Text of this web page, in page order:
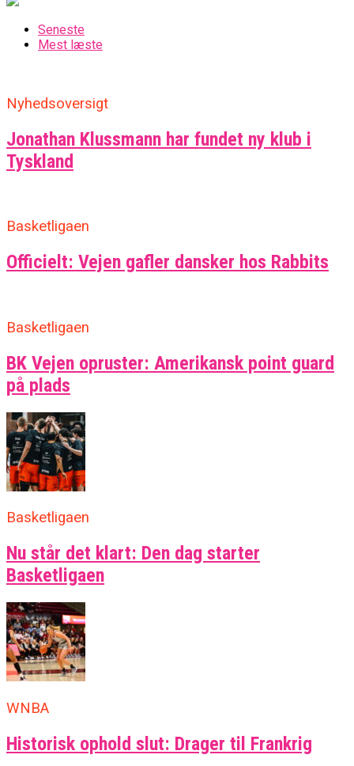
Seneste
Mest læste
Nyhedsoversigt
Jonathan Klussmann har fundet ny klub i
Tyskland
Basketligaen
Officielt: Vejen gafler dansker hos Rabbits
Basketligaen
BK Vejen opruster: Amerikansk point guard
på plads
Basketligaen
Nu står det klart: Den dag starter
Basketligaen
WNBA
Historisk ophold slut: Drager til Frankrig